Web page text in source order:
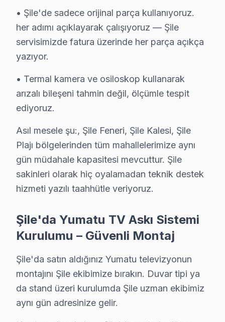
En Çok Etkilenen Modeller: Yumatu M-65 ve
4.Backlight Arızası
Fiziksel Belirti: Ekranda görüntü yok, ancak ses
Neden: Backlight sisteminde kullanılan lamba
En Çok Etkilenen Modeller: Yumatu R-50 ve
5.Anakart Sorunu
Neden: Anakart üzerindeki çip seti sorunları,
2025 Türkiye Fiyatı: ₺1.200 - ₺2.000 aralığında.
En Çok Etkilenen Modeller: Yumatu T-40 ve
Bu teknik sorunların çözümü için gereken onarımlar,
Balibey'de Yumatu TV Servisi
Balibey Mahallesi, yerleşim yapısının çoğunlukla
Çayırçeşme'de Yumatu TV Servisi
Çayırçeşme Mahallesi'nde, yeni yapıların yanı sıra
Darlık'ta Yumatu TV Servisi
• Şile'de sadece orijinal parça kullanıyoruz.
her adımı açıklayarak çalışıyoruz — Şile
servisimizde fatura üzerinde her parça açıkça
yazıyor.
• Termal kamera ve osiloskop kullanarak
arızalı bileşeni tahmin değil, ölçümle tespit
ediyoruz.
Asıl mesele şu:, Şile Feneri, Şile Kalesi, Şile
Plajı bölgelerinden tüm mahallelerimize aynı
gün müdahale kapasitesi mevcuttur. Şile
sakinleri olarak hiç oyalamadan teknik destek
hizmeti yazılı taahhütle veriyoruz.
Şile'da Yumatu TV Askı Sistemi
Kurulumu – Güvenli Montaj
Şile'da satın aldığınız Yumatu televizyonun
montajını Şile ekibimize bırakın. Duvar tipi ya
da stand üzeri kurulumda Şile uzman ekibimiz
aynı gün adresinize gelir.